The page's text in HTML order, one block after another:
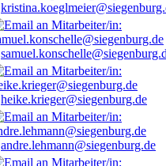
heike.krieger@siegenburg.de
andre.lehmann@siegenburg.de